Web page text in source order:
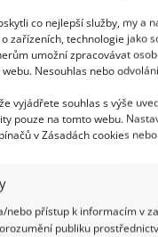
co nejlepší služby, my a
zařízeních, technologie jako
umožní zpracovávat
Nesouhlas nebo
vyjádřete souhlas s výše
pouze na tomto webu.
v Zásadách cookies
nebo přístup k informacím v
publiku
důležité
protože ho lze
ve spojích mezi
Pokud se stane,
prkénko důkladně